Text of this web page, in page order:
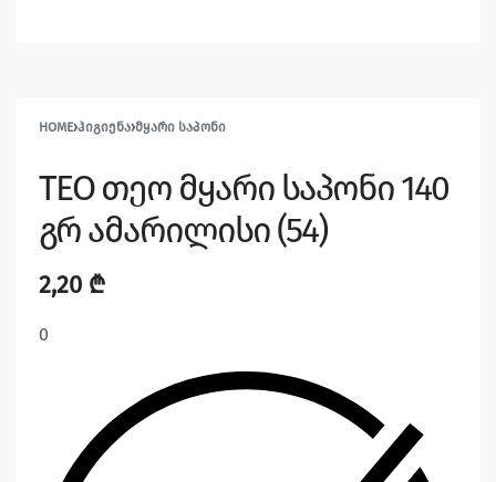
HOME›ᲰᲘᲒᲘᲔᲜᲐ›ᲛᲧᲐᲠᲘ ᲡᲐᲞᲝᲜᲘ
TEO თეო მყარი საპონი 140
გრ ამარილისი (54)
2,20 ₾
0